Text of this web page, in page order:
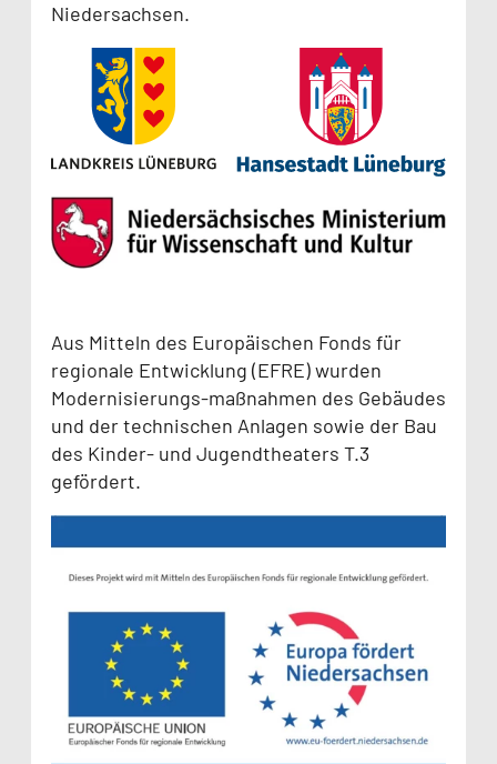
Niedersachsen.
Aus Mitteln des Europäischen Fonds für
regionale Entwicklung (EFRE) wurden
Modernisierungs-maßnahmen des Gebäudes
und der technischen Anlagen sowie der Bau
des Kinder- und Jugendtheaters T.3
gefördert.